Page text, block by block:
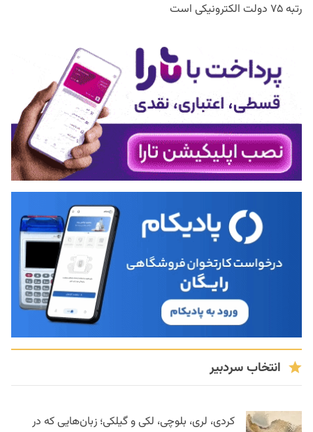
رتبه ۷۵ دولت الکترونیکی است
انتخاب سردبیر
کردی، لری، بلوچی، لکی و گیلکی؛ زبان‌هایی که در